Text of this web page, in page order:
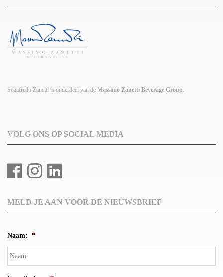
Segafredo Zanetti is onderdeel van de Massimo Zanetti Beverage Group.
VOLG ONS OP SOCIAL MEDIA
MELD JE AAN VOOR DE NIEUWSBRIEF
Naam: *